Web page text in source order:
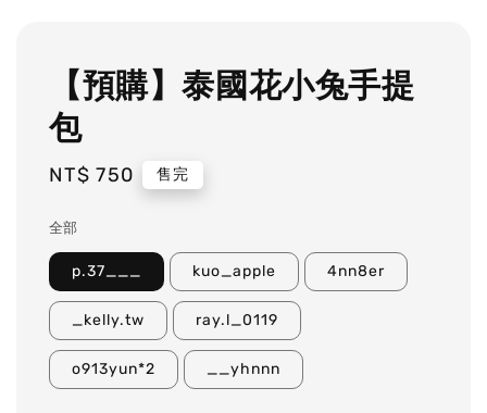
【預購】泰國花小兔手提
包
Regular
NT$ 750 售完
全部
p.37___ kuo_apple 4nn8er
_kelly.tw ray.l_0119
o913yun*2 __yhnnn